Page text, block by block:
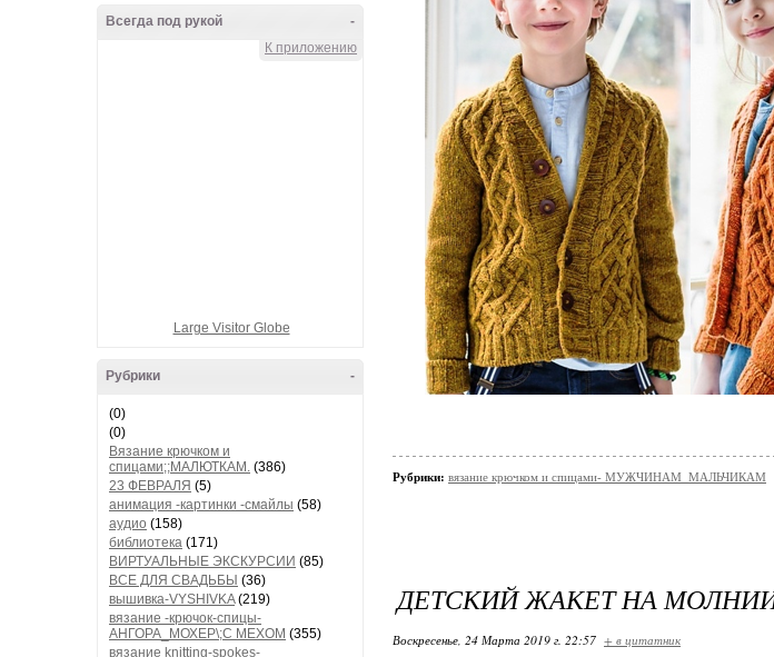
-
Всегда под рукой
К приложению
Large Visitor Globe
-
Рубрики
(0)
(0)
Вязание крючком и
спицами;;МАЛЮТКАМ. (386)
23 ФЕВРАЛЯ (5)
анимация -картинки -смайлы (58)
аудио (158)
библиотека (171)
ВИРТУАЛЬНЫЕ ЭКСКУРСИИ (85)
ВСЕ ДЛЯ СВАДЬБЫ (36)
вышивка-VYSHIVKA(219)
вязание -крючок-спицы-
АНГОРА_МОХЕР\;С МЕХОМ (355)
вязание knitting-spokes-
Рубрики: вязание крючком и спицами- МУЖЧИНАМ_МАЛЬЧИКАМ
ДЕТСКИЙ ЖАКЕТ НА
Воскресенье, 24 Марта 2019 г. 22:57 + в цитатник